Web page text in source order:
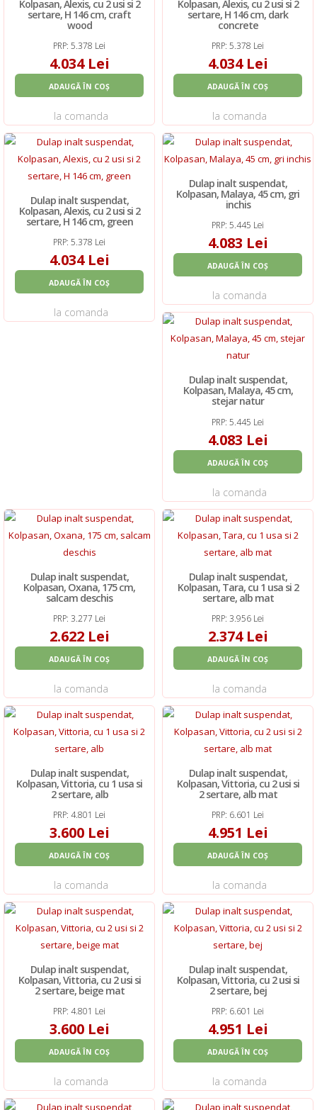
Kolpasan, Alexis, cu 2 usi si 2
sertare, H 146 cm, craft
wood
PRP: 5.378 Lei
4.034 Lei
ADAUGĂ ÎN COȘ
la comanda
Kolpasan, Alexis, cu 2 usi si 2
sertare, H 146 cm, dark
concrete
PRP: 5.378 Lei
4.034 Lei
ADAUGĂ ÎN COȘ
la comanda
Dulap inalt suspendat,
Kolpasan, Alexis, cu 2 usi si 2
sertare, H 146 cm, green
PRP: 5.378 Lei
4.034 Lei
ADAUGĂ ÎN COȘ
la comanda
Dulap inalt suspendat,
Kolpasan, Malaya, 45 cm, gri
inchis
PRP: 5.445 Lei
4.083 Lei
ADAUGĂ ÎN COȘ
la comanda
Dulap inalt suspendat,
Kolpasan, Malaya, 45 cm,
stejar natur
PRP: 5.445 Lei
4.083 Lei
ADAUGĂ ÎN COȘ
la comanda
Dulap inalt suspendat,
Kolpasan, Oxana, 175 cm,
salcam deschis
PRP: 3.277 Lei
2.622 Lei
ADAUGĂ ÎN COȘ
la comanda
Dulap inalt suspendat,
Kolpasan, Tara, cu 1 usa si 2
sertare, alb mat
PRP: 3.956 Lei
2.374 Lei
ADAUGĂ ÎN COȘ
la comanda
Dulap inalt suspendat,
Kolpasan, Vittoria, cu 1 usa si
2 sertare, alb
PRP: 4.801 Lei
3.600 Lei
ADAUGĂ ÎN COȘ
la comanda
Dulap inalt suspendat,
Kolpasan, Vittoria, cu 2 usi si
2 sertare, alb mat
PRP: 6.601 Lei
4.951 Lei
ADAUGĂ ÎN COȘ
la comanda
Dulap inalt suspendat,
Kolpasan, Vittoria, cu 2 usi si
2 sertare, beige mat
PRP: 4.801 Lei
3.600 Lei
ADAUGĂ ÎN COȘ
la comanda
Dulap inalt suspendat,
Kolpasan, Vittoria, cu 2 usi si
2 sertare, bej
PRP: 6.601 Lei
4.951 Lei
ADAUGĂ ÎN COȘ
la comanda